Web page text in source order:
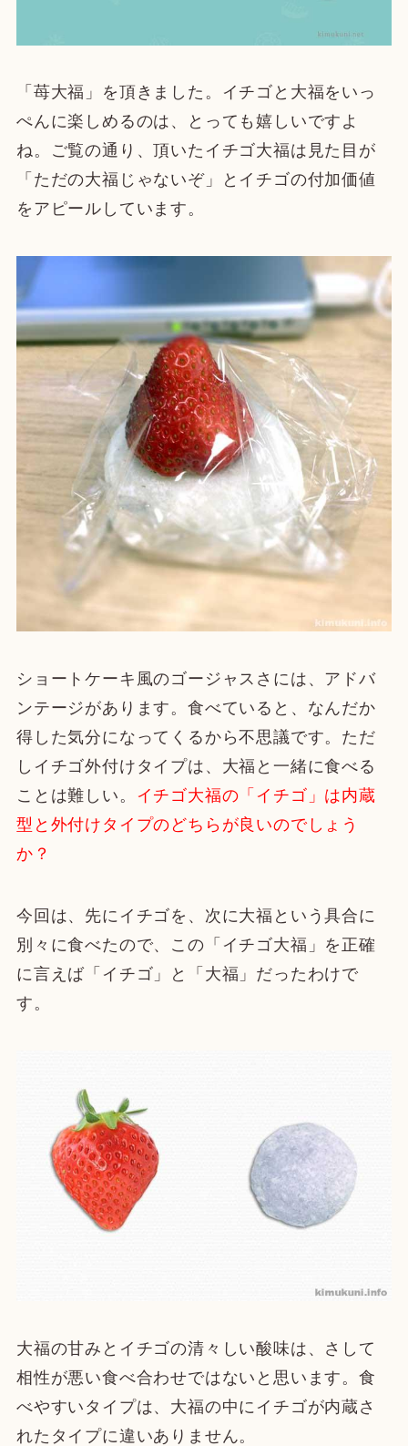
「苺大福」を頂きました。イチゴと大福をいっ
ぺんに楽しめるのは、とっても嬉しいですよ
ね。ご覧の通り、頂いたイチゴ大福は見た目が
「ただの大福じゃないぞ」とイチゴの付加価値
をアピールしています。
ショートケーキ風のゴージャスさには、アドバ
ンテージがあります。食べていると、なんだか
得した気分になってくるから不思議です。ただ
しイチゴ外付けタイプは、大福と一緒に食べる
ことは難しい。
イチゴ大福の「イチゴ」は内蔵
型と外付けタイプのどちらが良いのでしょう
か？
今回は、先にイチゴを、次に大福という具合に
別々に食べたので、この「イチゴ大福」を正確
に言えば「イチゴ」と「大福」だったわけで
す。
大福の甘みとイチゴの清々しい酸味は、さして
相性が悪い食べ合わせではないと思います。食
べやすいタイプは、大福の中にイチゴが内蔵さ
れたタイプに違いありません。